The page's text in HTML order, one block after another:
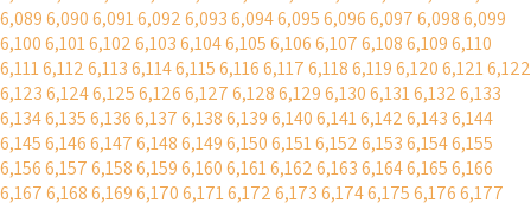
6,0896,0906,0916,0926,0936,0946,0956,0966,0976,0986,099
6,1006,1016,1026,1036,1046,1056,1066,1076,1086,1096,110
6,1116,1126,1136,1146,1156,1166,1176,1186,1196,1206,1216,122
6,1236,1246,1256,1266,1276,1286,1296,1306,1316,1326,133
6,1346,1356,1366,1376,1386,1396,1406,1416,1426,1436,144
6,1456,1466,1476,1486,1496,1506,1516,1526,1536,1546,155
6,1566,1576,1586,1596,1606,1616,1626,1636,1646,1656,166
6,1676,1686,1696,1706,1716,1726,1736,1746,1756,1766,177